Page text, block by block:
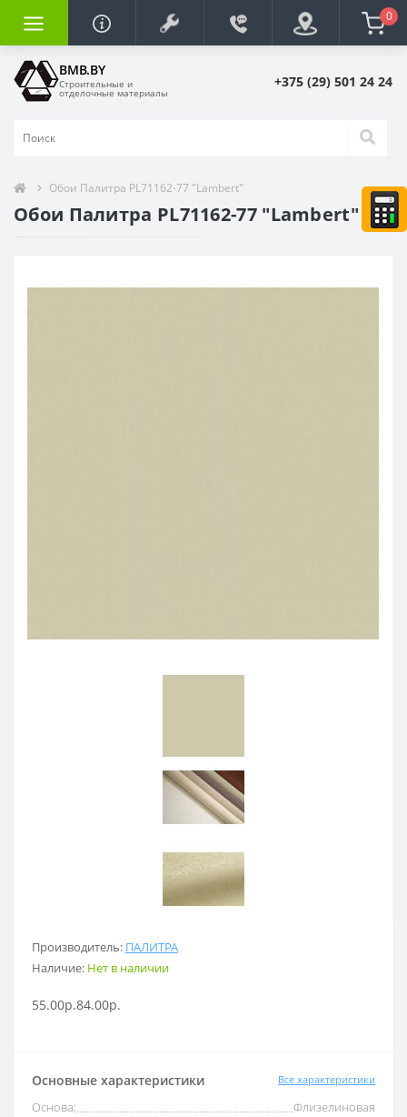
0
BMB.BY
Строительные и
отделочные материалы
+375 (29) 501 24 24
Обои Палитра PL71162-77 "Lambert"
Обои Палитра PL71162-77 "Lambert"
Производитель: ПАЛИТРА
Наличие: Нет в наличии
55.00р.84.00р.
Основные характеристики Все характеристики
Основа:
Флизелиновая